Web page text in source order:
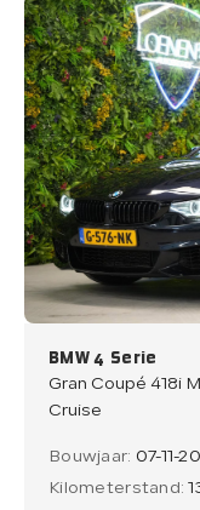
BMW 4 Serie
Gran Coupé 418i
Cruise
Bouwjaar: 07-11-
Kilometerstand: